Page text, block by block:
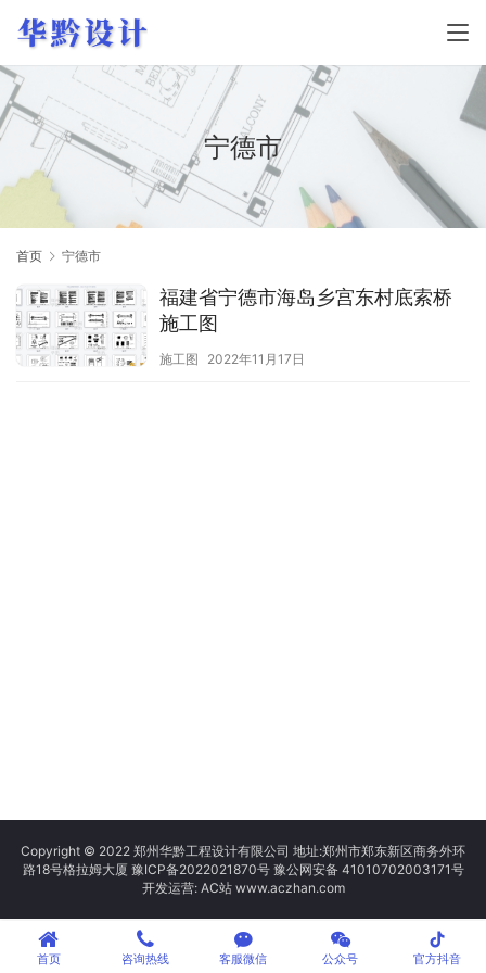
宁德市
首页 宁德市
福建省宁德市海岛乡宫东村底索桥
施工图
施工图 2022年11月17日
Copyright © 2022 郑州华黔工程设计有限公司 地址:郑州市郑东新区商务外环
路18号格拉姆大厦 豫ICP备2022021870号 豫公网安备 41010702003171号
开发运营: AC站 www.aczhan.com
首页 咨询热线 客服微信 公众号
tiktok
官方抖音